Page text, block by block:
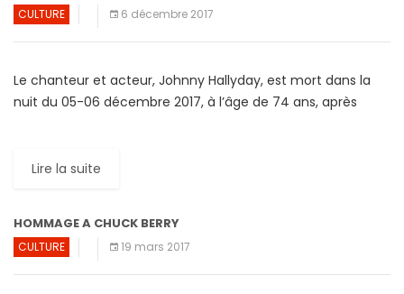
CULTURE 6 décembre 2017
Le chanteur et acteur, Johnny Hallyday, est mort dans la
nuit du 05-06 décembre 2017, à l’âge de 74 ans, après
Lire la suite
HOMMAGE A CHUCK BERRY
CULTURE 19 mars 2017